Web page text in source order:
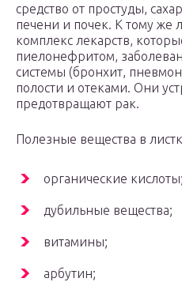
средство от простуды,
печени и почек. К тому же
комплекс лекарств,
пиелонефритом,
системы (бронхит,
полости и отеками. Они
предотвращают рак.
Полезные вещества в
органические кислоты;
дубильные вещества;
витамины;
арбутин;